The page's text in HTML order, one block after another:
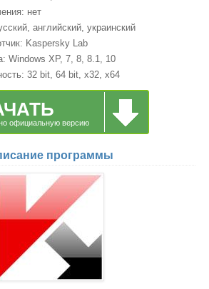
нет
английский, украинский
Kaspersky Lab
Windows XP, 7, 8, 8.1, 10
32 bit, 64 bit, x32, x64
официальную версию
программы